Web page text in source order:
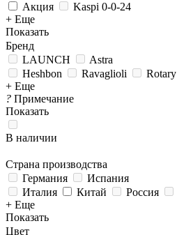
Акция
Kaspi 0-0-24
+ Еще
Показать
Бренд
LAUNCH
Astra
Heshbon
Ravaglioli Rotary
+ Еще
? Примечание
Показать
В наличии
Страна производства
Германия
Испания
Италия
Китай Россия
+ Еще
Показать
Цвет